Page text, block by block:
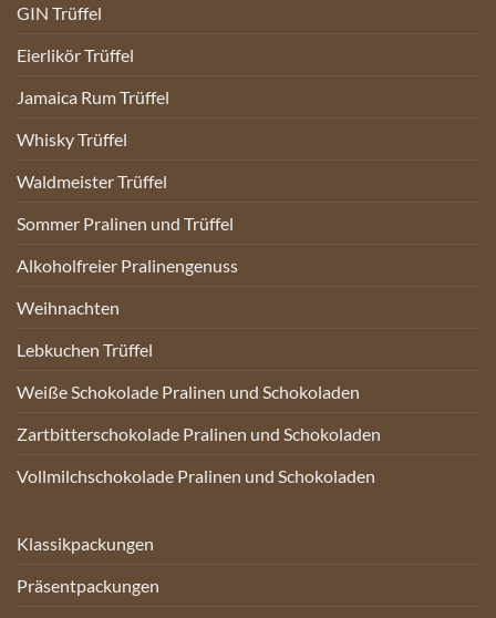
GIN Trüffel
Eierlikör Trüffel
Jamaica Rum Trüffel
Whisky Trüffel
Waldmeister Trüffel
Sommer Pralinen und Trüffel
Alkoholfreier Pralinengenuss
Weihnachten
Lebkuchen Trüffel
Weiße Schokolade Pralinen und Schokoladen
Zartbitterschokolade Pralinen und Schokoladen
Vollmilchschokolade Pralinen und Schokoladen
Klassikpackungen
Präsentpackungen